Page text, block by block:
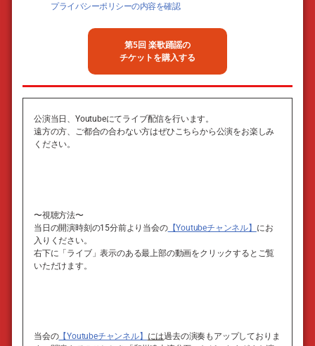
プライバシーポリシーの内容を確認
第5回 楽歌踊謡の
チケットを購入する
公演当日、Youtubeにてライブ配信を行います。
遠方の方、ご都合の合わない方はぜひこちらから公演をお楽しみ
ください。
〜視聴方法〜
当日の開演時刻の15分前より当会の【Youtubeチャンネル】 にお
入りください。
右下に「ライブ」表示のある最上部の動画をクリックするとご覧
いただけます。
当会の【Youtubeチャンネル】 には過去の演奏もアップしておりま